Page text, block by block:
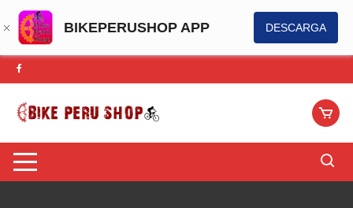
BIKEPERUSHOP APP DESCARGA
Saltar
al
contenido